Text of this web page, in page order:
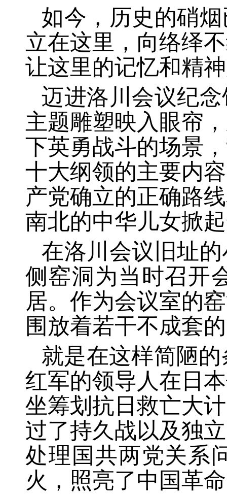
如今，历史的硝
立在这里，向络绎
让这里的记忆和精
迈进洛川会议纪
主题雕塑映入眼帘
下英勇战斗的场景
十大纲领的主要内
产党确立的正确路
南北的中华儿女掀
在洛川会议旧址
侧窑洞为当时召开
居。作为会议室的
围放着若干不成套
就是在这样简陋
红军的领导人在日
坐筹划抗日救亡大
过了持久战以及独
处理国共两党关系
火，照亮了中国革